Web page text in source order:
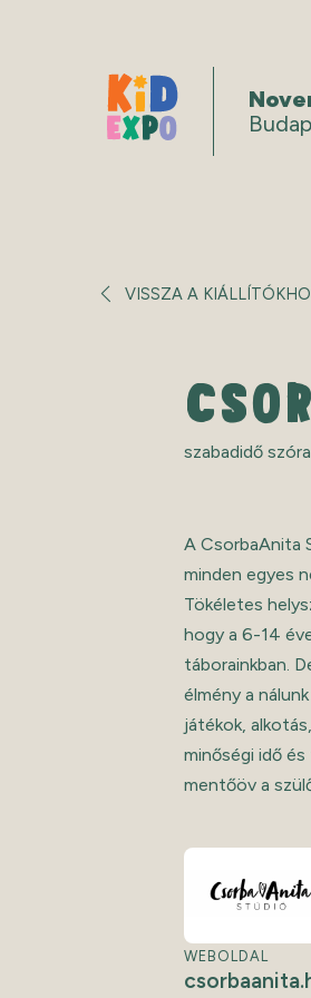
VISSZA A
szabadidő
A CsorbaAnita
minden egyes
Tökéletes
hogy a 6-14
táborainkban.
élmény a
játékok,
minőségi idő
mentőöv a
WEBOLDAL